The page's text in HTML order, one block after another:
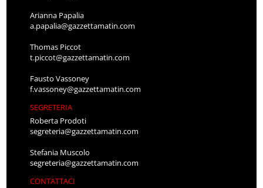
Arianna Papalia
a.papalia@gazzettamatin.com
Thomas Piccot
t.piccot@gazzettamatin.com
Fausto Vassoney
f.vassoney@gazzettamatin.com
SEGRETERIA
Roberta Prodoti
segreteria@gazzettamatin.com
Stefania Muscolo
segreteria@gazzettamatin.com
CONTATTACI